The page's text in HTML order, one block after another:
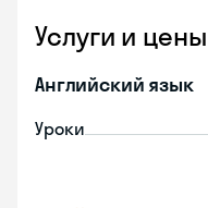
Услуги и цены
Английский язык
Уроки